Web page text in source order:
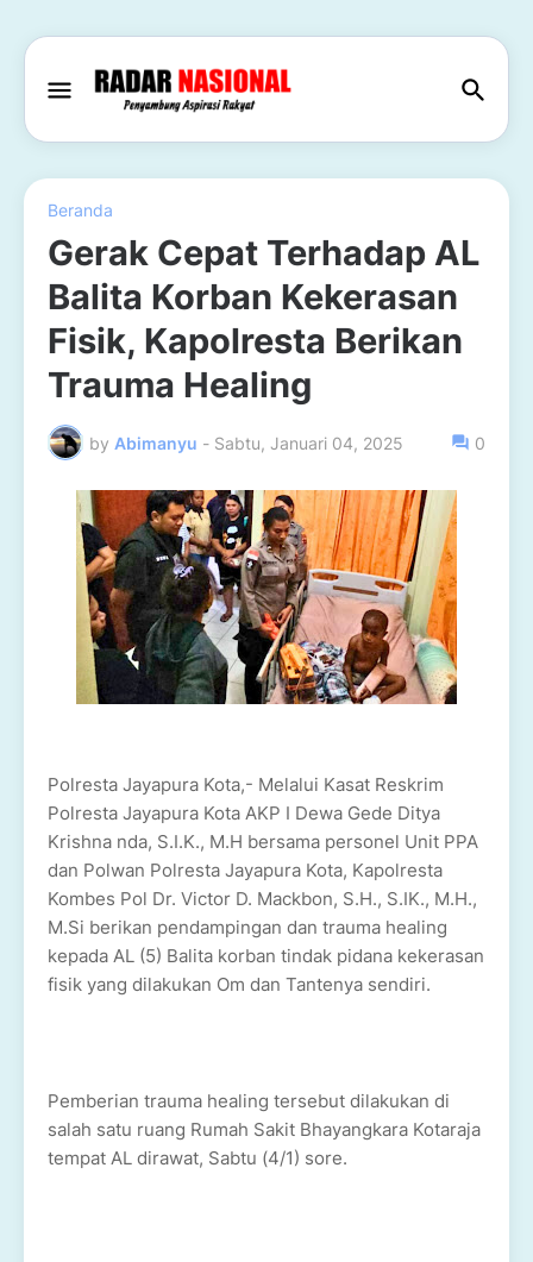
Beranda
Gerak Cepat Terhadap AL
Balita Korban Kekerasan
Fisik, Kapolresta Berikan
Trauma Healing
by Abimanyu - Sabtu, Januari 04, 2025 0
Polresta Jayapura Kota,- Melalui Kasat Reskrim
Polresta Jayapura Kota AKP I Dewa Gede Ditya
Krishna nda, S.I.K., M.H bersama personel Unit PPA
dan Polwan Polresta Jayapura Kota, Kapolresta
Kombes Pol Dr. Victor D. Mackbon, S.H., S.IK., M.H.,
M.Si berikan pendampingan dan trauma healing
kepada AL (5) Balita korban tindak pidana kekerasan
fisik yang dilakukan Om dan Tantenya sendiri.
Pemberian trauma healing tersebut dilakukan di
salah satu ruang Rumah Sakit Bhayangkara Kotaraja
tempat AL dirawat, Sabtu (4/1) sore.